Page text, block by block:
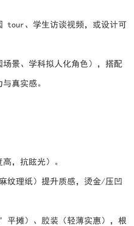
tour、学生访谈视频，或设计可
景、学科拟人化角色），搭配
真实感。
，抗眩光）。
纹理纸）提升质感，烫金/压凹
平摊）、胶装（轻薄实惠），根